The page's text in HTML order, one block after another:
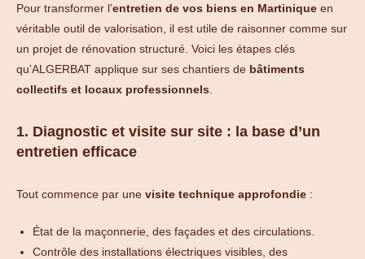
Pour transformer l’entretien de vos biens en Martinique en
véritable outil de valorisation, il est utile de raisonner comme sur
un projet de rénovation structuré. Voici les étapes clés
qu’ALGERBAT applique sur ses chantiers de bâtiments
collectifs et locaux professionnels
1. Diagnostic et visite sur site : la base d’un
entretien efficace
Tout commence par une visite technique approfondie :
État de la maçonnerie, des façades et des circulations.
Contrôle des installations électriques visibles, des